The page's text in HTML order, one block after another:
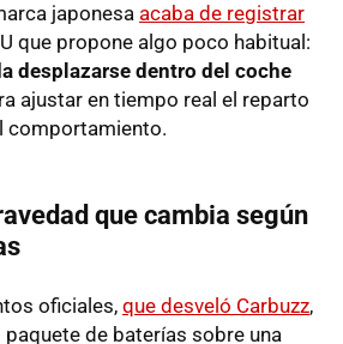
japonesa acaba de registrar
que propone algo poco habitual:
desplazarse dentro del coche
ajustar en tiempo real el reparto
comportamiento.
que cambia según
oficiales, que desveló Carbuzz,
paquete de baterías sobre una